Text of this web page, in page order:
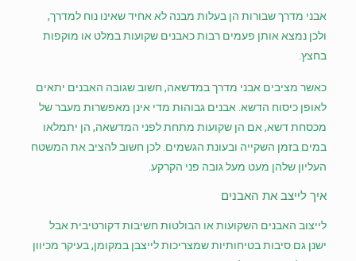
אבני מדרך שבורות הן בעלות מבנה לא אחיד שאינו נוח למדרך,
ולכן נמצא אותן פעמים רבות כאבנים שקועות במלט או מוקפות
בחצץ.
כאשר מציבים אבני מדרך במדשאה, חשוב שגובה האבנים יתאים
לאופן כיסוח הדשא. אבנים גבוהות מדי אינן מאפשרות מעבר של
מכסחת דשא, אם הן שקועות מתחת לפני המדשאה, הן יתמלאו
במים בזמן השקייה ובעונת הגשמים. לכן חשוב להציב את המשטח
העליון שלהן מעט מעל גובה פני הקרקע.
איך לייצב את האבנים
לייצוב האבנים השקועות או הבולטות חשיבות דקורטיבית אבל
ישנן גם סיבות בטיחותיות שמצריכות לייצבן במקומן, בעיקר מכיוון